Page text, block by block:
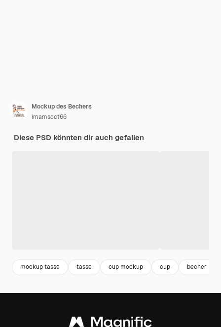
Mockup des Bechers
imamscct66
Diese PSD könnten dir auch gefallen
mockup tasse tasse cup mockup cup becher